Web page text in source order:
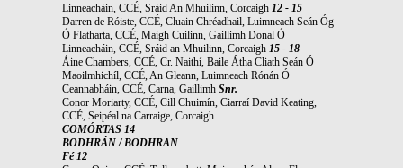
Linneacháin, CCÉ, Sráid An Mhuilinn, Corcaigh 12 - 15
Darren de Róiste, CCÉ, Cluain Chréadhail, Luimneach Seán Óg
Ó Flatharta, CCÉ, Maigh Cuilinn, Gaillimh Donal Ó
Linneacháin, CCÉ, Sráid an Mhuilinn, Corcaigh 15 - 18
Áine Chambers, CCÉ, Cr. Naithí, Baile Átha Cliath Seán Ó
Maoilmhichíl, CCÉ, An Gleann, Luimneach Rónán Ó
Ceannabháin, CCÉ, Carna, Gaillimh Snr.
Conor Moriarty, CCÉ, Cill Chuimín, Ciarraí David Keating,
CCÉ, Seipéal na Carraige, Corcaigh
COMÓRTAS 14
BODHRÁN / BODHRAN
Fé 12